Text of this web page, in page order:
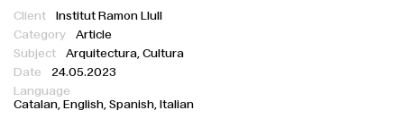
Institut Ramon Llull
Article
Arquitectura, Cultura
24.05.2023
Catalan English Spanish Italian